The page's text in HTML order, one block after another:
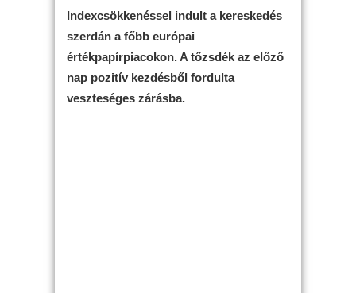
Indexcsökkenéssel indult a kereskedés
szerdán a főbb európai
értékpapírpiacokon. A tőzsdék az előző
nap pozitív kezdésből fordulta
veszteséges zárásba.